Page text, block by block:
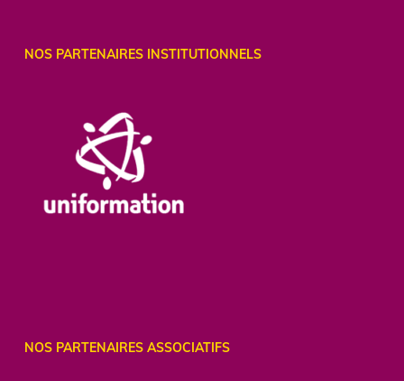
NOS PARTENAIRES INSTITUTIONNELS
NOS PARTENAIRES ASSOCIATIFS